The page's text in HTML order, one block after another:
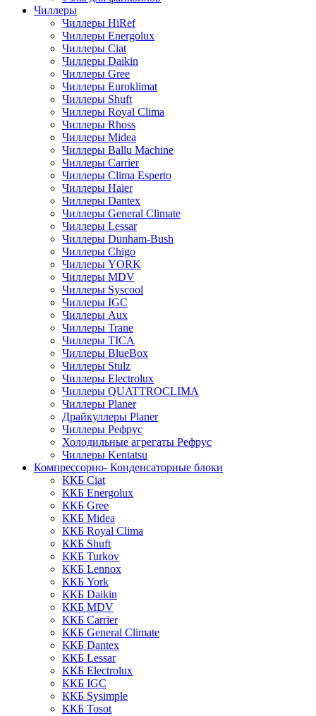
Чиллеры
Чиллеры HiRef
Чиллеры Energolux
Чиллеры Ciat
Чиллеры Daikin
Чиллеры Gree
Чиллеры Euroklimat
Чиллеры Shuft
Чиллеры Royal Clima
Чиллеры Rhoss
Чиллеры Midea
Чиллеры Ballu Machine
Чиллеры Carrier
Чиллеры Clima Esperto
Чиллеры Haier
Чиллеры Dantex
Чиллеры General Climate
Чиллеры Lessar
Чиллеры Dunham-Bush
Чиллеры Chigo
Чиллеры YORK
Чиллеры MDV
Чиллеры Syscool
Чиллеры IGC
Чиллеры Aux
Чиллеры Trane
Чиллеры TICA
Чиллеры BlueBox
Чиллеры Stulz
Чиллеры Electrolux
Чиллеры QUATTROCLIMA
Чиллеры Planer
Драйкуллеры Planer
Чиллеры Рефрус
Холодильные агрегаты Рефрус
Чиллеры Kentatsu
Компрессорно- Конденсаторные блоки
ККБ Ciat
ККБ Energolux
ККБ Gree
ККБ Midea
ККБ Royal Clima
ККБ Shuft
ККБ Turkov
ККБ Lennox
ККБ York
ККБ Daikin
ККБ MDV
ККБ Carrier
ККБ General Climate
ККБ Dantex
ККБ Lessar
ККБ Electrolux
ККБ IGC
ККБ Sysimple
ККБ Tosot